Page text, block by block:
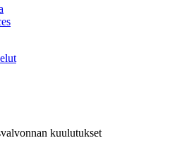
kuulutukset